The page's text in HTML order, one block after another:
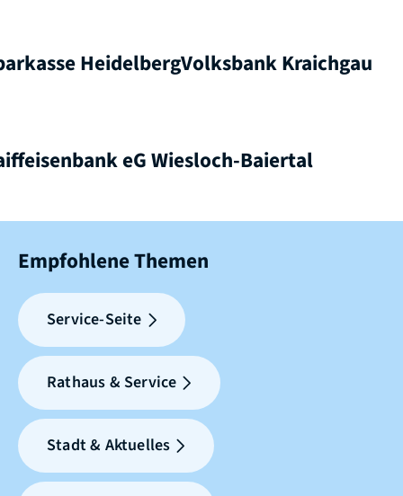
HeidelbergVolksbank Kraichgau
eG Wiesloch-Baiertal
Empfohlene Themen
Service-Seite
Rathaus & Service
Stadt & Aktuelles